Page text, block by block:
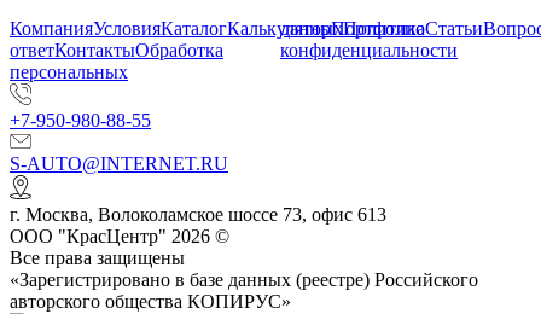
КомпанияУсловияКаталогКалькуляторПортфолиоСтатьи
ответКонтактыОбработка
персональных
данныхПолитика
конфиденциальности
+7-950-980-88-55
S-AUTO@INTERNET.RU
г. Москва, Волоколамское шоссе 73, офис 613
ООО "КрасЦентр" 2026 ©
Все права защищены
«Зарегистрировано в базе данных (реестре) Российского
авторского общества КОПИРУС»